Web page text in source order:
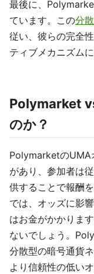
最後に、
ています。この分
従い、彼らの完全
ティブメカニズム
Polymarket
のか？
PolymarketのUMA
があり、参加者は
供することで報酬
では、オッズに影
はお金がかかりま
ないでしょう。
分散型の暗号通貨
より信頼性の低い